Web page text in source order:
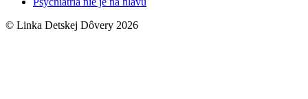
© Linka Detskej Dôvery 2026